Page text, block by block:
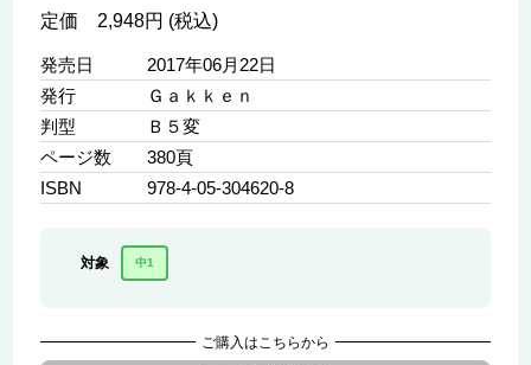
定価 2,948円 (税込)
発売日
2017年06月22日
発行
Ｇａｋｋｅｎ
判型
Ｂ５変
ページ数
380頁
ISBN
978-4-05-304620-8
対象 中1
ご購入はこちらから